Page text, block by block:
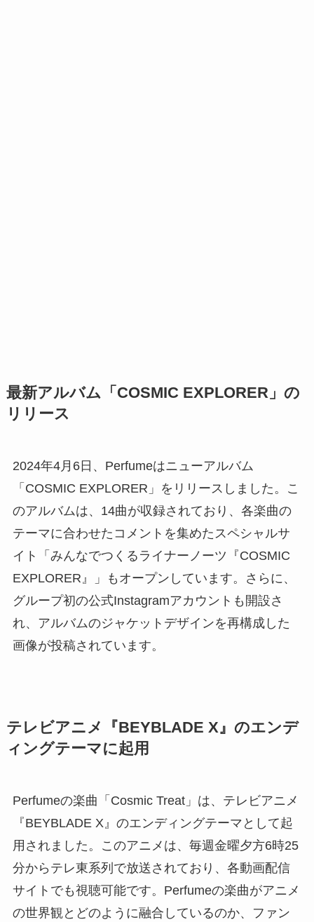
最新アルバム「COSMIC EXPLORER」の
リリース
2024年4月6日、Perfumeはニューアルバム
「COSMIC EXPLORER」をリリースしました。こ
のアルバムは、14曲が収録されており、各楽曲の
テーマに合わせたコメントを集めたスペシャルサ
イト「みんなでつくるライナーノーツ『COSMIC
EXPLORER』」もオープンしています。さらに、
グループ初の公式Instagramアカウントも開設さ
れ、アルバムのジャケットデザインを再構成した
画像が投稿されています。
テレビアニメ『BEYBLADE X』のエンデ
ィングテーマに起用
Perfumeの楽曲「Cosmic Treat」は、テレビアニメ
『BEYBLADE X』のエンディングテーマとして起
用されました。このアニメは、毎週金曜夕方6時25
分からテレ東系列で放送されており、各動画配信
サイトでも視聴可能です。Perfumeの楽曲がアニメ
の世界観とどのように融合しているのか、ファン